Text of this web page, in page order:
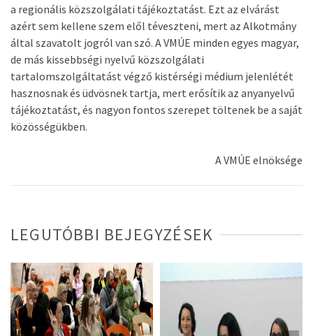
a regionális közszolgálati tájékoztatást. Ezt az elvárást
azért sem kellene szem elől téveszteni, mert az Alkotmány
által szavatolt jogról van szó. A VMÚE minden egyes magyar,
de más kissebbségi nyelvű közszolgálati
tartalomszolgáltatást végző kistérségi médium jelenlétét
hasznosnak és üdvösnek tartja, mert erősítik az anyanyelvű
tájékoztatást, és nagyon fontos szerepet töltenek be a saját
közösségükben.
A VMÚE elnöksége
LEGUTÓBBI BEJEGYZÉSEK